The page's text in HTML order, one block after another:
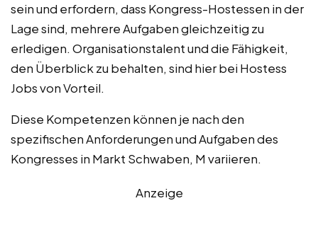
sein und erfordern, dass Kongress-Hostessen in der
Lage sind, mehrere Aufgaben gleichzeitig zu
erledigen. Organisationstalent und die Fähigkeit,
den Überblick zu behalten, sind hier bei Hostess
Jobs von Vorteil.
Diese Kompetenzen können je nach den
spezifischen Anforderungen und Aufgaben des
Kongresses in Markt Schwaben, M variieren.
Anzeige